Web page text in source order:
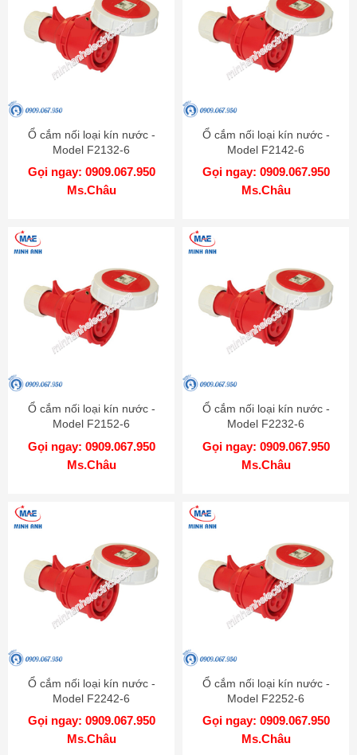
Ổ cắm nối loại kín nước -
Model F2132-6
Gọi ngay: 0909.067.950
Ms.Châu
Ổ cắm nối loại kín nước -
Model F2142-6
Gọi ngay: 0909.067.950
Ms.Châu
Ổ cắm nối loại kín nước -
Model F2152-6
Gọi ngay: 0909.067.950
Ms.Châu
Ổ cắm nối loại kín nước -
Model F2232-6
Gọi ngay: 0909.067.950
Ms.Châu
Ổ cắm nối loại kín nước -
Model F2242-6
Gọi ngay: 0909.067.950
Ms.Châu
Ổ cắm nối loại kín nước -
Model F2252-6
Gọi ngay: 0909.067.950
Ms.Châu